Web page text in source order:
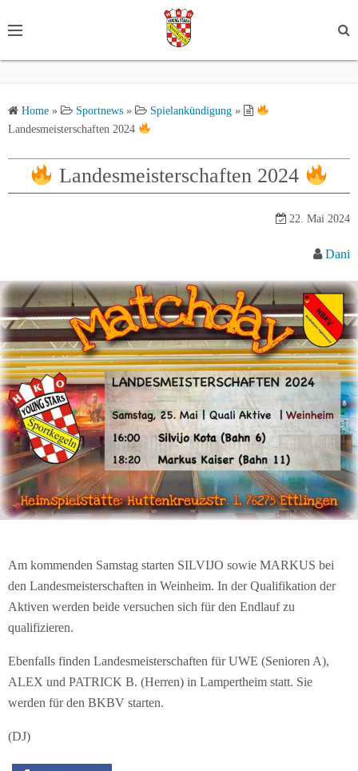
Home » Sportnews » Spielankündigung »
Landesmeisterschaften 2024
Landesmeisterschaften 2024
22. Mai 2024
Dani
Am kommenden Samstag starten SILVIJO sowie MARKUS bei
den Landesmeisterschaften in Weinheim. In der Qualifikation der
Aktiven werden beide versuchen sich für den Endlauf zu
qualifizieren.
Ebenfalls finden Landesmeisterschaften für UWE (Senioren A),
ALEX und PATRICK B. (Herren) in Lampertheim statt. Sie
werden für den BKBV starten.
(DJ)